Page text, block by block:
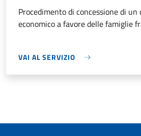
Procedimento di concessione di
economico a favore delle famiglie
VAI AL SERVIZIO